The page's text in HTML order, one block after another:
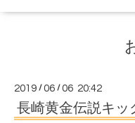
2019 /06 /06 20:42
長崎黄金伝説キッ